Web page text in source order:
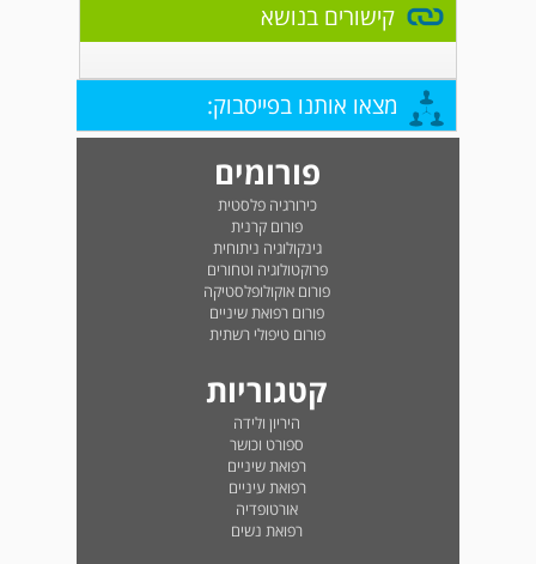
קישורים בנושא
מצאו אותנו בפייסבוק:
פורומים
כירורגיה פלסטית
פורום קרנית
גינקולוגיה ניתוחית
פרוקטולוגיה וטחורים
פורום אוקולופלסטיקה
פורום רפואת שיניים
פורום טיפולי רשתית
קטגוריות
היריון ולידה
ספורט וכושר
רפואת שיניים
רפואת עיניים
אורטופדיה
רפואת נשים